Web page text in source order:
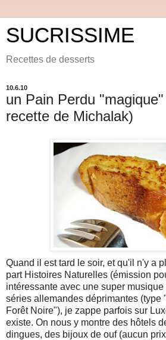
SUCRISSIME
Recettes de desserts
10.6.10
un Pain Perdu
recette de Michalak)
Quand il est tard le soir, et qu'il n'y a
part Histoires Naturelles (émission
intéressante avec une super
séries allemandes déprimantes (type
Forêt Noire"), je zappe parfois sur
existe. On nous y montre des hôtels
dingues, des bijoux de ouf (aucun